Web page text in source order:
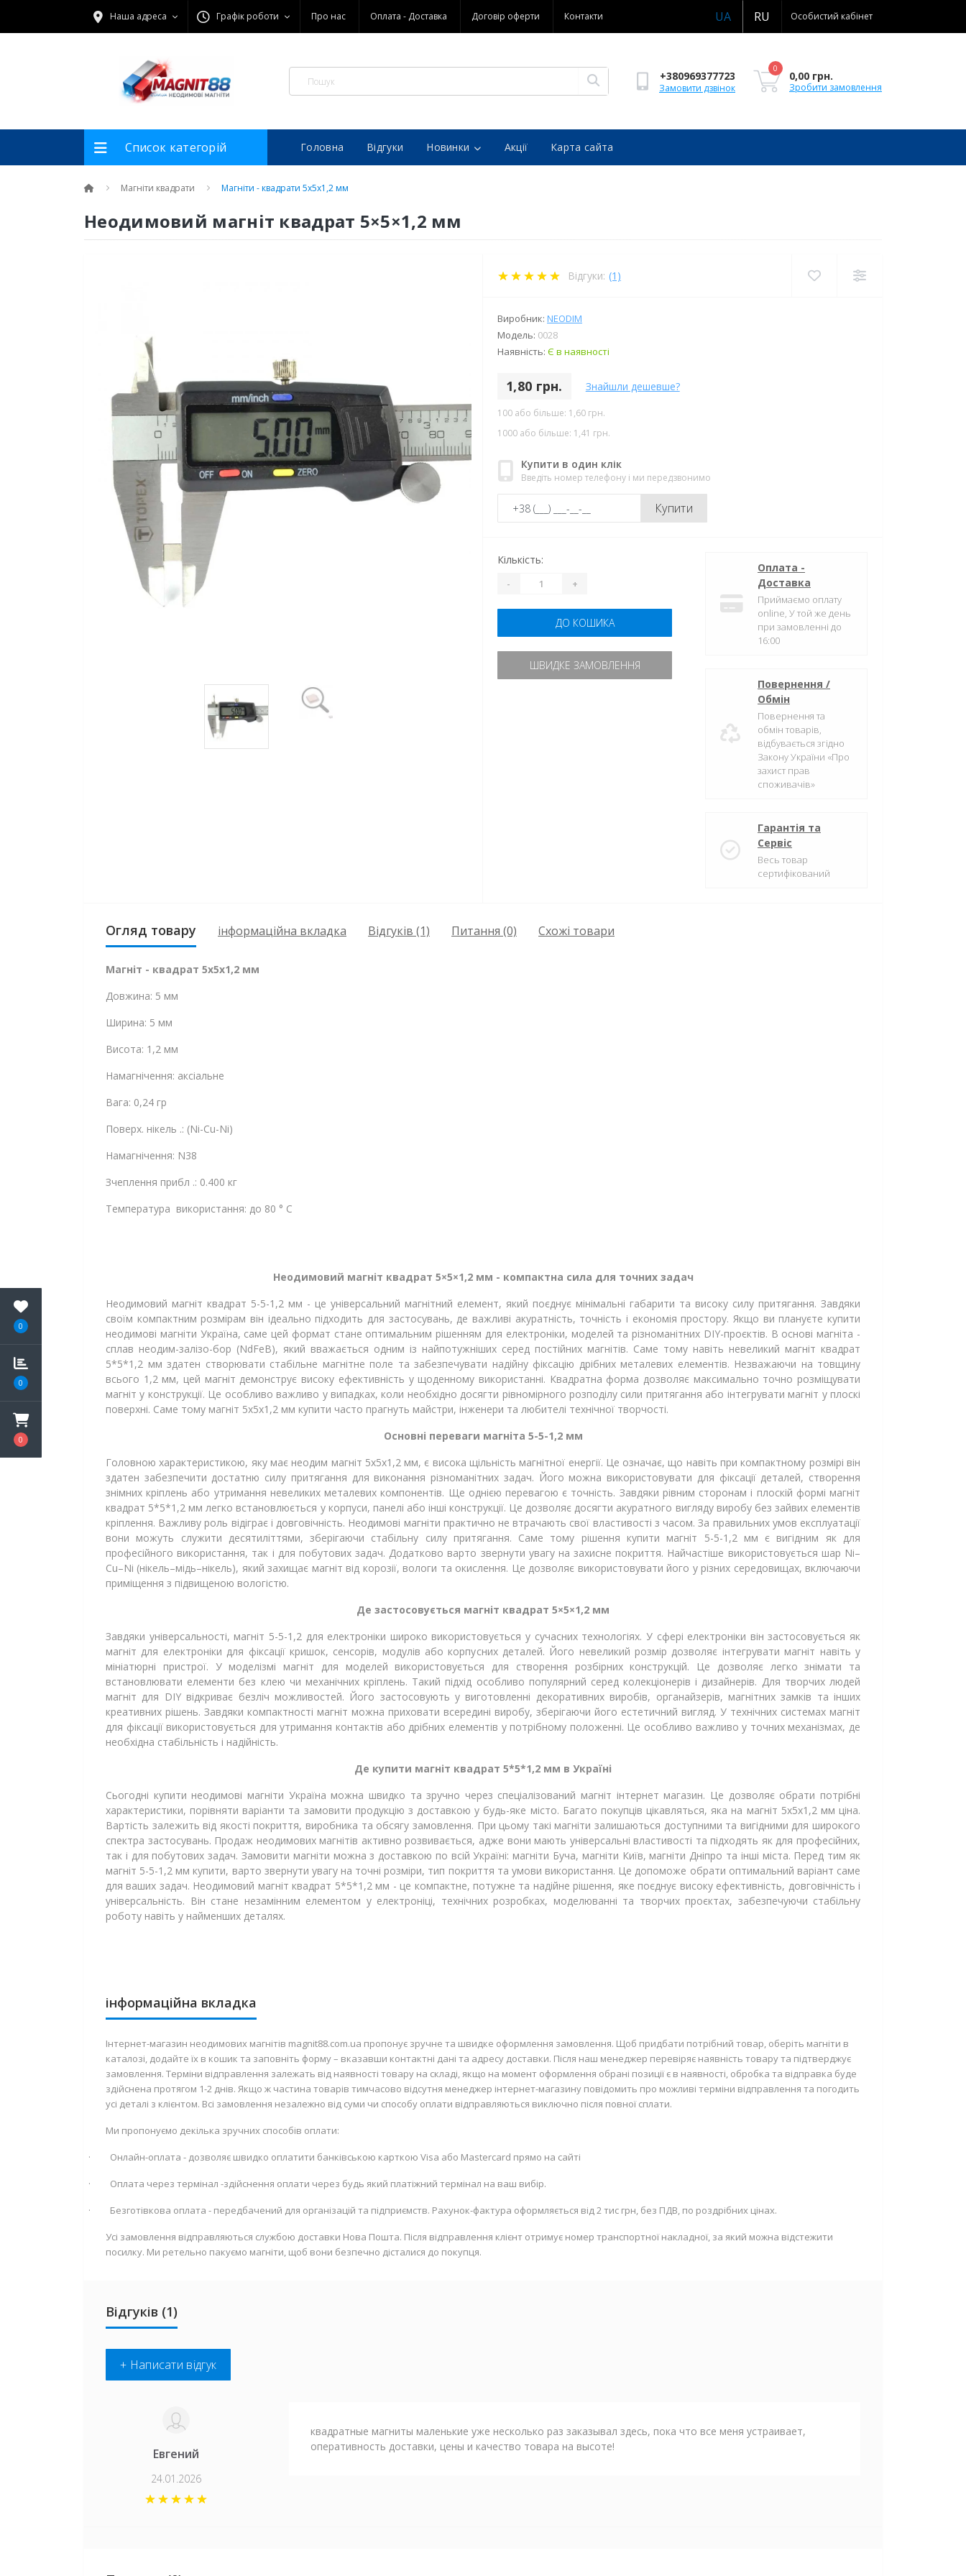
0
0
0
Наша адреса Графік роботи Про нас Оплата - Доставка Договір оферти Контакти UA RU Особистий кабінет
+380969377723
Замовити дзвінок
0
0,00 грн.
Зробити замовлення
Список категорій Головна Відгуки Новинки Акції Карта сайта
Магніти квадрати Магніти - квадрати 5x5x1,2 мм
Неодимовий магніт квадрат 5×5×1,2 мм
Відгуки: (1)
Виробник: NEODIM
Модель: 0028
Наявність: Є в наявності
1,80 грн. Знайшли дешевше?
100 або більше: 1,60 грн.
1000 або більше: 1,41 грн.
Купити в один клік
Введіть номер телефону і ми передзвонимо
Купити
Кількість:
- +
ДО КОШИКА
ШВИДКЕ ЗАМОВЛЕННЯ
Оплата -
Доставка
Приймаємо оплату
online, У той же день
при замовленні до
16:00
Повернення /
Обмін
Повернення та
обмін товарів,
відбувається згідно
Закону України «Про
захист прав
споживачів»
Гарантія та
Сервіс
Весь товар
сертифікований
Огляд товару інформаційна вкладка Відгуків (1) Питання (0) Схожі товари
Магніт - квадрат 5x5x1,2 мм
Довжина: 5 мм
Ширина: 5 мм
Висота: 1,2 мм
Намагнічення: аксіальне
Вага: 0,24 гр
Поверх. нікель .: (Ni-Cu-Ni)
Намагнічення: N38
Зчеплення прибл .: 0.400 кг
Температура використання: до 80 ° C
Неодимовий магніт квадрат 5×5×1,2 мм - компактна сила для точних задач
Неодимовий магніт квадрат 5-5-1,2 мм - це універсальний магнітний елемент, який поєднує мінімальні габарити та високу силу притягання. Завдяки
своїм компактним розмірам він ідеально підходить для застосувань, де важливі акуратність, точність і економія простору. Якщо ви плануєте купити
неодимові магніти Україна, саме цей формат стане оптимальним рішенням для електроніки, моделей та різноманітних DIY-проєктів. В основі магніта -
сплав неодим-залізо-бор (NdFeB), який вважається одним із найпотужніших серед постійних магнітів. Саме тому навіть невеликий магніт квадрат
5*5*1,2 мм здатен створювати стабільне магнітне поле та забезпечувати надійну фіксацію дрібних металевих елементів. Незважаючи на товщину
всього 1,2 мм, цей магніт демонструє високу ефективність у щоденному використанні. Квадратна форма дозволяє максимально точно розміщувати
магніт у конструкції. Це особливо важливо у випадках, коли необхідно досягти рівномірного розподілу сили притягання або інтегрувати магніт у плоскі
поверхні. Саме тому магніт 5х5х1,2 мм купити часто прагнуть майстри, інженери та любителі технічної творчості.
Основні переваги магніта 5-5-1,2 мм
Головною характеристикою, яку має неодим магніт 5х5х1,2 мм, є висока щільність магнітної енергії. Це означає, що навіть при компактному розмірі він
здатен забезпечити достатню силу притягання для виконання різноманітних задач. Його можна використовувати для фіксації деталей, створення
знімних кріплень або утримання невеликих металевих компонентів. Ще однією перевагою є точність. Завдяки рівним сторонам і плоскій формі магніт
квадрат 5*5*1,2 мм легко встановлюється у корпуси, панелі або інші конструкції. Це дозволяє досягти акуратного вигляду виробу без зайвих елементів
кріплення. Важливу роль відіграє і довговічність. Неодимові магніти практично не втрачають свої властивості з часом. За правильних умов експлуатації
вони можуть служити десятиліттями, зберігаючи стабільну силу притягання. Саме тому рішення купити магніт 5-5-1,2 мм є вигідним як для
професійного використання, так і для побутових задач. Додатково варто звернути увагу на захисне покриття. Найчастіше використовується шар Ni–
Cu–Ni (нікель–мідь–нікель), який захищає магніт від корозії, вологи та окислення. Це дозволяє використовувати його у різних середовищах, включаючи
приміщення з підвищеною вологістю.
Де застосовується магніт квадрат 5×5×1,2 мм
Завдяки універсальності, магніт 5-5-1,2 для електроніки широко використовується у сучасних технологіях. У сфері електроніки він застосовується як
магніт для електроніки для фіксації кришок, сенсорів, модулів або корпусних деталей. Його невеликий розмір дозволяє інтегрувати магніт навіть у
мініатюрні пристрої. У моделізмі магніт для моделей використовується для створення розбірних конструкцій. Це дозволяє легко знімати та
встановлювати елементи без клею чи механічних кріплень. Такий підхід особливо популярний серед колекціонерів і дизайнерів. Для творчих людей
магніт для DIY відкриває безліч можливостей. Його застосовують у виготовленні декоративних виробів, органайзерів, магнітних замків та інших
креативних рішень. Завдяки компактності магніт можна приховати всередині виробу, зберігаючи його естетичний вигляд. У технічних системах магніт
для фіксації використовується для утримання контактів або дрібних елементів у потрібному положенні. Це особливо важливо у точних механізмах, де
необхідна стабільність і надійність.
Де купити магніт квадрат 5*5*1,2 мм в Україні
Сьогодні купити неодимові магніти Україна можна швидко та зручно через спеціалізований магніт інтернет магазин. Це дозволяє обрати потрібні
характеристики, порівняти варіанти та замовити продукцію з доставкою у будь-яке місто. Багато покупців цікавляться, яка на магніт 5х5х1,2 мм ціна.
Вартість залежить від якості покриття, виробника та обсягу замовлення. При цьому такі магніти залишаються доступними та вигідними для широкого
спектра застосувань. Продаж неодимових магнітів активно розвивається, адже вони мають універсальні властивості та підходять як для професійних,
так і для побутових задач. Замовити магніти можна з доставкою по всій Україні: магніти Буча, магніти Київ, магніти Дніпро та інші міста. Перед тим як
магніт 5-5-1,2 мм купити, варто звернути увагу на точні розміри, тип покриття та умови використання. Це допоможе обрати оптимальний варіант саме
для ваших задач. Неодимовий магніт квадрат 5*5*1,2 мм - це компактне, потужне та надійне рішення, яке поєднує високу ефективність, довговічність і
універсальність. Він стане незамінним елементом у електроніці, технічних розробках, моделюванні та творчих проєктах, забезпечуючи стабільну
роботу навіть у найменших деталях.
інформаційна вкладка
Інтернет-магазин неодимових магнітів magnit88.com.ua пропонує зручне та швидке оформлення замовлення. Щоб придбати потрібний товар, оберіть магніти в
каталозі, додайте їх в кошик та заповніть форму – вказавши контактні дані та адресу доставки. Після наш менеджер перевіряє наявність товару та підтверджує
замовлення. Терміни відправлення залежать від наявності товару на складі, якщо на момент оформлення обрані позиції є в наявності, обробка та відправка буде
здійснена протягом 1-2 днів. Якщо ж частина товарів тимчасово відсутня менеджер інтернет-магазину повідомить про можливі терміни відправлення та погодить
усі деталі з клієнтом. Всі замовлення незалежно від суми чи способу оплати відправляються виключно після повної сплати.
Ми пропонуємо декілька зручних способів оплати:
· Онлайн-оплата - дозволяє швидко оплатити банківською карткою Visa або Mastercard прямо на сайті
· Оплата через термінал -здійснення оплати через будь який платіжний термінал на ваш вибір.
· Безготівкова оплата - передбачений для організацій та підприємств. Рахунок-фактура оформляється від 2 тис грн, без ПДВ, по роздрібних цінах.
Усі замовлення відправляються службою доставки Нова Пошта. Після відправлення клієнт отримує номер транспортної накладної, за який можна відстежити
посилку. Ми ретельно пакуємо магніти, щоб вони безпечно дісталися до покупця.
Відгуків (1)
+ Написати відгук
Евгений
24.01.2026
квадратные магниты маленькие уже несколько раз заказывал здесь, пока что все меня устраивает,
оперативность доставки, цены и качество товара на высоте!